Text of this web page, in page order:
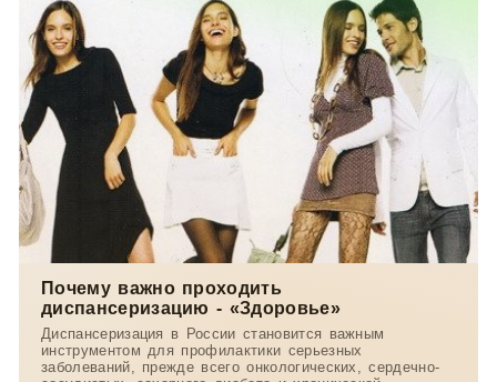
Почему важно проходить
диспансеризацию - «Здоровье»
Диспансеризация в России становится важным
инструментом для профилактики серьезных
заболеваний, прежде всего онкологических, сердечно-